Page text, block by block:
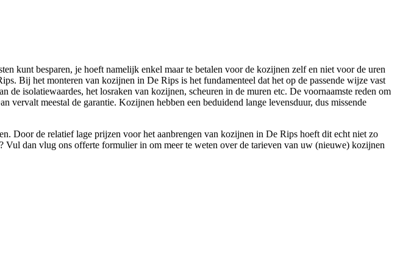
kunt besparen, je hoeft namelijk enkel maar te betalen voor de kozijnen zelf en niet voor de uren
Bij het monteren van kozijnen in De Rips is het fundamenteel dat het op de passende wijze vast
isolatiewaardes, het losraken van kozijnen, scheuren in de muren etc. De voornaamste reden om
vervalt meestal de garantie. Kozijnen hebben een beduidend lange levensduur, dus missende
Door de relatief lage prijzen voor het aanbrengen van kozijnen in De Rips hoeft dit echt niet zo
dan vlug ons offerte formulier in om meer te weten over de tarieven van uw (nieuwe) kozijnen